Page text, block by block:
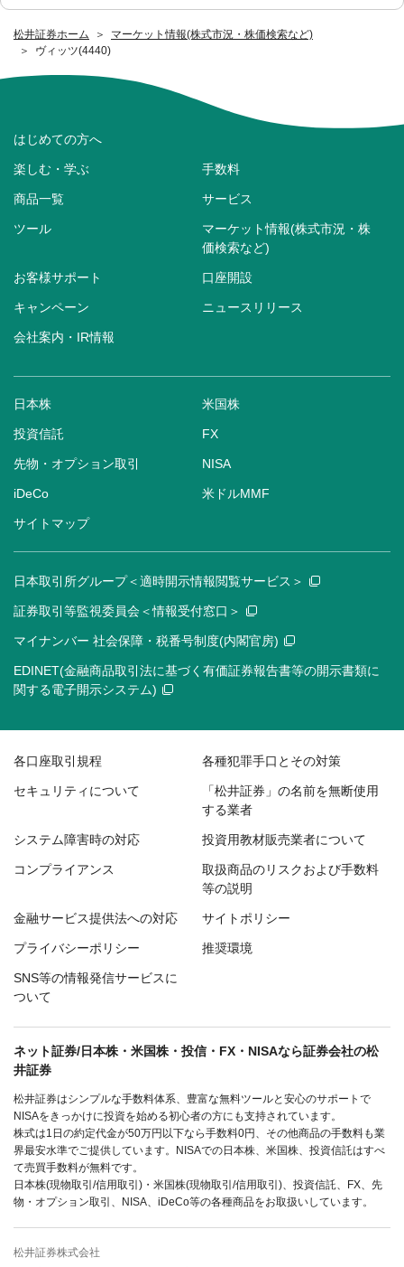
松井証券ホーム
マーケット情報(株式市況・株価検索など)
ヴィッツ(4440)
はじめての方へ
楽しむ・学ぶ 手数料
商品一覧 サービス
ツール
マーケット情報(株式市況・株
価検索など)
お客様サポート 口座開設
キャンペーン ニュースリリース
会社案内・IR情報
日本株 米国株
投資信託 FX
先物・オプション取引 NISA
iDeCo 米ドルMMF
サイトマップ
日本取引所グループ＜適時開示情報閲覧サービス＞
証券取引等監視委員会＜情報受付窓口＞
マイナンバー 社会保障・税番号制度(内閣官房)
EDINET(金融商品取引法に基づく有価証券報告書等の開示書類に
関する電子開示システム)
各口座取引規程 各種犯罪手口とその対策
セキュリティについて
「松井証券」の名前を無断使用
する業者
システム障害時の対応 投資用教材販売業者について
コンプライアンス
取扱商品のリスクおよび手数料
等の説明
金融サービス提供法への対応 サイトポリシー
プライバシーポリシー 推奨環境
SNS等の情報発信サービスに
ついて
ネット証券/日本株・米国株・投信・FX・NISAなら証券会社の松
井証券
松井証券はシンプルな手数料体系、豊富な無料ツールと安心のサポートで
NISAをきっかけに投資を始める初心者の方にも支持されています。
株式は1日の約定代金が50万円以下なら手数料0円、その他商品の手数料も業
界最安水準でご提供しています。NISAでの日本株、米国株、投資信託はすべ
て売買手数料が無料です。
日本株(現物取引/信用取引)・米国株(現物取引/信用取引)、投資信託、FX、先
物・オプション取引、NISA、iDeCo等の各種商品をお取扱いしています。
松井証券株式会社